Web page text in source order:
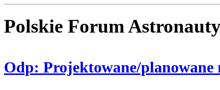
Polskie Forum
Odp: Projektowane/